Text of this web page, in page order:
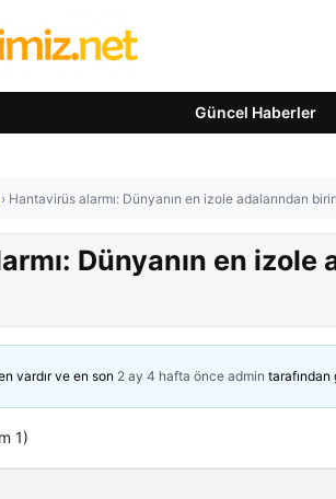
Güncel Haberler
› Hantavirüs alarmı: Dünyanın en izole adalarından
Dünyanın en
vardır ve en son 2 ay 4 hafta önce admin
1)